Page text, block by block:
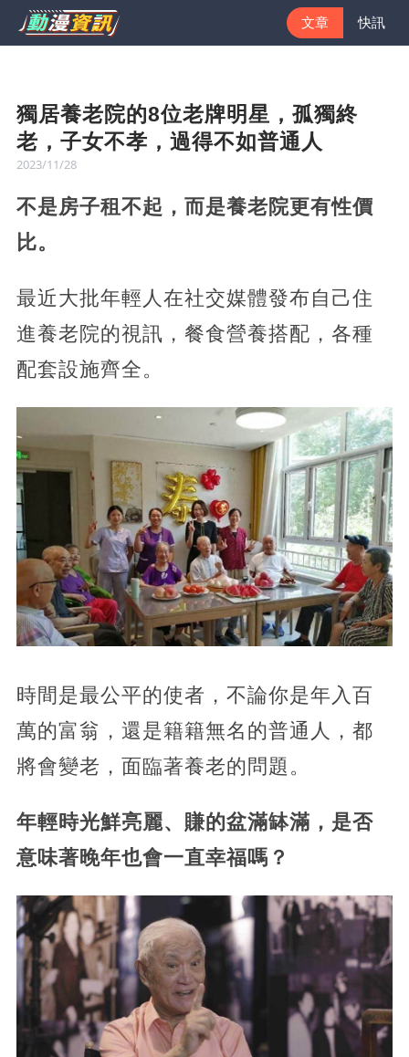
文章 快訊
獨居養老院的8位老牌明星，孤獨終
老，子女不孝，過得不如普通人
2023/11/28
不是房子租不起，而是養老院更有性價
比。
最近大批年輕人在社交媒體發布自己住
進養老院的視訊，餐食營養搭配，各種
配套設施齊全。
時間是最公平的使者，不論你是年入百
萬的富翁，還是籍籍無名的普通人，都
將會變老，面臨著養老的問題。
年輕時光鮮亮麗、賺的盆滿缽滿，是否
意味著晚年也會一直幸福嗎？